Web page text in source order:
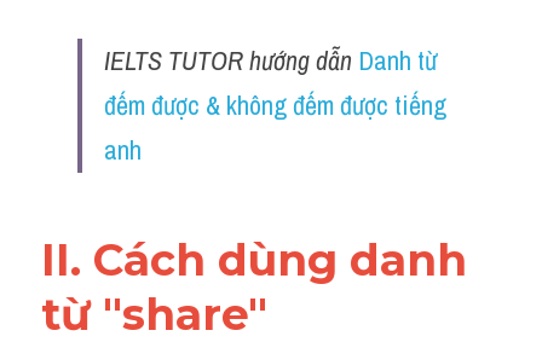
Cấu trúc câu
Giải đề THPT
Đề thi thật Task 1
Adv
IELTS TUTOR hướng dẫn Danh từ
đếm được & không đếm được tiếng
anh
II. Cách dùng danh
từ "share"